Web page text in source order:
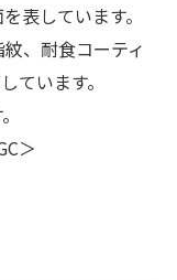
表しています。
、耐食コーティ
ています。
＞